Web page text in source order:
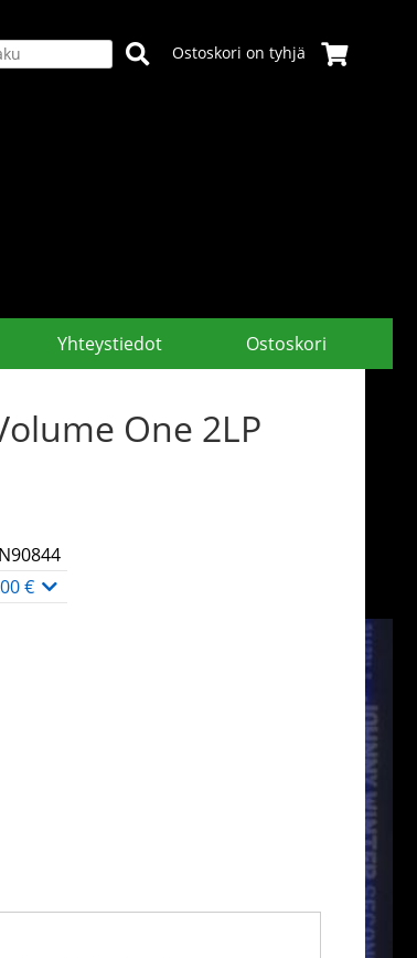
Ostoskori on tyhjä
Yhteystiedot Ostoskori
One 2LP
€